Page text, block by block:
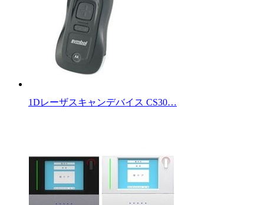
1Dレーザスキャンデバイス CS30…